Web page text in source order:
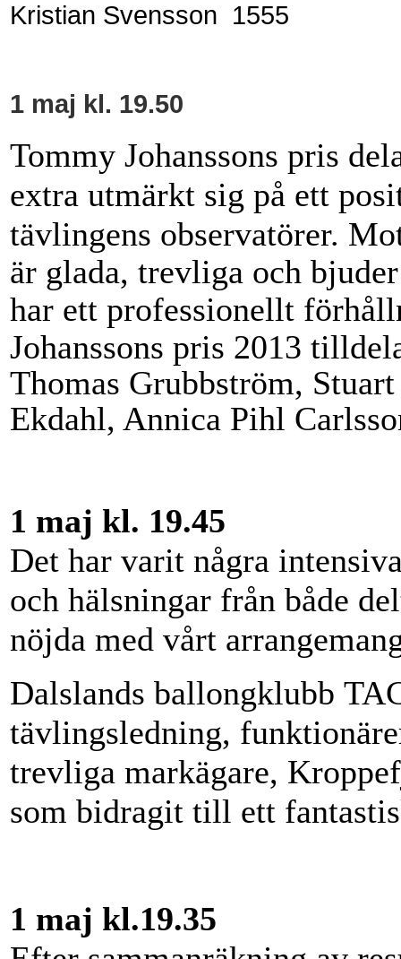
Kristian Svensson 1555
1 maj kl. 19.50
Tommy Johanssons pris
extra utmärkt sig på ett
tävlingens observatörer.
är glada, trevliga och
har ett professionellt
Johanssons pris 2013
Thomas Grubbström,
Ekdahl, Annica Pihl
1 maj kl. 19.45
Det har varit några
och hälsningar från både
nöjda med vårt
Dalslands ballongklubb
tävlingsledning,
trevliga markägare,
som bidragit till ett
1 maj kl.19.35